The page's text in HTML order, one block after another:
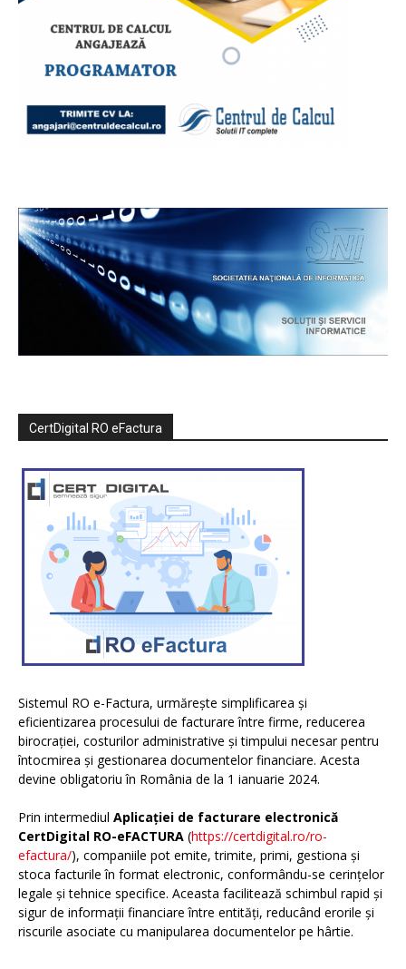
CertDigital RO eFactura
Sistemul RO e-Factura, urmărește simplificarea și
eficientizarea procesului de facturare între firme, reducerea
birocrației, costurilor administrative și timpului necesar pentru
întocmirea și gestionarea documentelor financiare. Acesta
devine obligatoriu în România de la 1 ianuarie 2024.
Prin intermediul Aplicației de facturare electronică
CertDigital RO-eFACTURA (https://certdigital.ro/ro-
efactura/), companiile pot emite, trimite, primi, gestiona și
stoca facturile în format electronic, conformându-se cerințelor
legale și tehnice specifice. Aceasta facilitează schimbul rapid și
sigur de informații financiare între entități, reducând erorile și
riscurile asociate cu manipularea documentelor pe hârtie.